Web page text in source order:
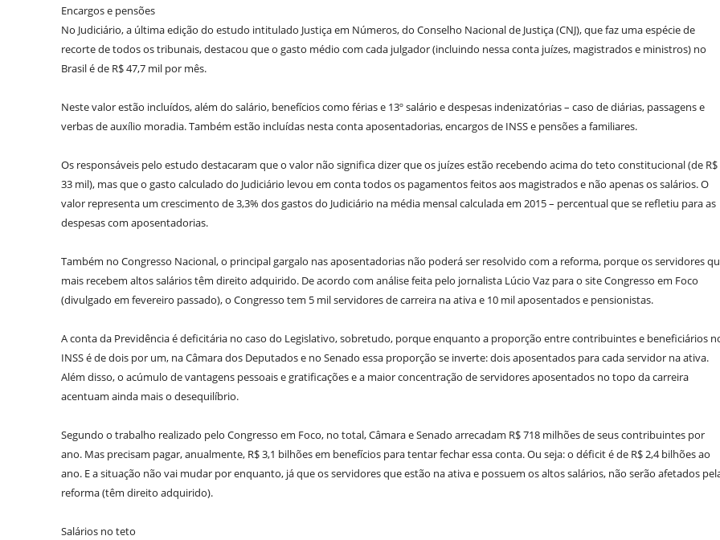
Encargos e pensões
No Judiciário, a última edição do estudo intitulado Justiça em Números, do Conselho Nacional de Justiça (CNJ), que faz uma espécie de
recorte de todos os tribunais, destacou que o gasto médio com cada julgador (incluindo nessa conta juízes, magistrados e ministros) no
Brasil é de R$ 47,7 mil por mês.
Neste valor estão incluídos, além do salário, benefícios como férias e 13º salário e despesas indenizatórias – caso de diárias, passagens e
verbas de auxílio moradia. Também estão incluídas nesta conta aposentadorias, encargos de INSS e pensões a familiares.
Os responsáveis pelo estudo destacaram que o valor não significa dizer que os juízes estão recebendo acima do teto constitucional (de R$
33 mil), mas que o gasto calculado do Judiciário levou em conta todos os pagamentos feitos aos magistrados e não apenas os salários. O
valor representa um crescimento de 3,3% dos gastos do Judiciário na média mensal calculada em 2015 – percentual que se refletiu para as
despesas com aposentadorias.
Também no Congresso Nacional, o principal gargalo nas aposentadorias não poderá ser resolvido com a reforma, porque os servidores
mais recebem altos salários têm direito adquirido. De acordo com análise feita pelo jornalista Lúcio Vaz para o site Congresso em Foco
(divulgado em fevereiro passado), o Congresso tem 5 mil servidores de carreira na ativa e 10 mil aposentados e pensionistas.
A conta da Previdência é deficitária no caso do Legislativo, sobretudo, porque enquanto a proporção entre contribuintes e beneficiários
INSS é de dois por um, na Câmara dos Deputados e no Senado essa proporção se inverte: dois aposentados para cada servidor na ativa.
Além disso, o acúmulo de vantagens pessoais e gratificações e a maior concentração de servidores aposentados no topo da carreira
acentuam ainda mais o desequilíbrio.
Segundo o trabalho realizado pelo Congresso em Foco, no total, Câmara e Senado arrecadam R$ 718 milhões de seus contribuintes por
ano. Mas precisam pagar, anualmente, R$ 3,1 bilhões em benefícios para tentar fechar essa conta. Ou seja: o déficit é de R$ 2,4 bilhões ao
ano. E a situação não vai mudar por enquanto, já que os servidores que estão na ativa e possuem os altos salários, não serão afetados
reforma (têm direito adquirido).
Salários no teto